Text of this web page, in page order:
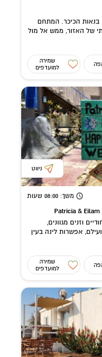
בנאות הכיכר. המתחם
של האזור, ממש אל מול
שמירה
למועדפים
ניווט
משך: 08:00 שעות
וזנים מגוונים,
אפשרות לינה בעין
שמירה
למועדפים